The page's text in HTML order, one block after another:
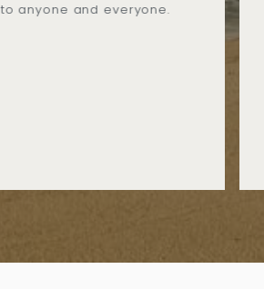
anyone and everyone.